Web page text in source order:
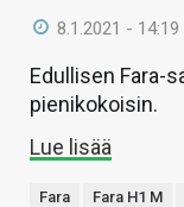
8.1.2021 - 14:19
Edullisen Fara-
pienikokoisin.
Lue lisää
Fara Fara H1 M